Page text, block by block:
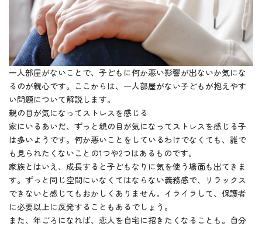
一人部屋がないことで、子どもに何か悪い影響が出ないか気にな
るのが親心です。ここからは、一人部屋がない子どもが抱えやす
い問題について解説します。
親の目が気になってストレスを感じる
家にいるあいだ、ずっと親の目が気になってストレスを感じる子
は多いようです。何か悪いことをしているわけでなくても、誰で
も見られたくないことの1つや2つはあるものです。
家族とはいえ、成長すると子どもなりに気を使う場面も出てきま
す。ずっと同じ空間にいなくてはならない義務感で、リラックス
できないと感じてもおかしくありません。イライラして、保護者
に必要以上に反発することもあるでしょう。
また、年ごろになれば、恋人を自宅に招きたくなることも。自分